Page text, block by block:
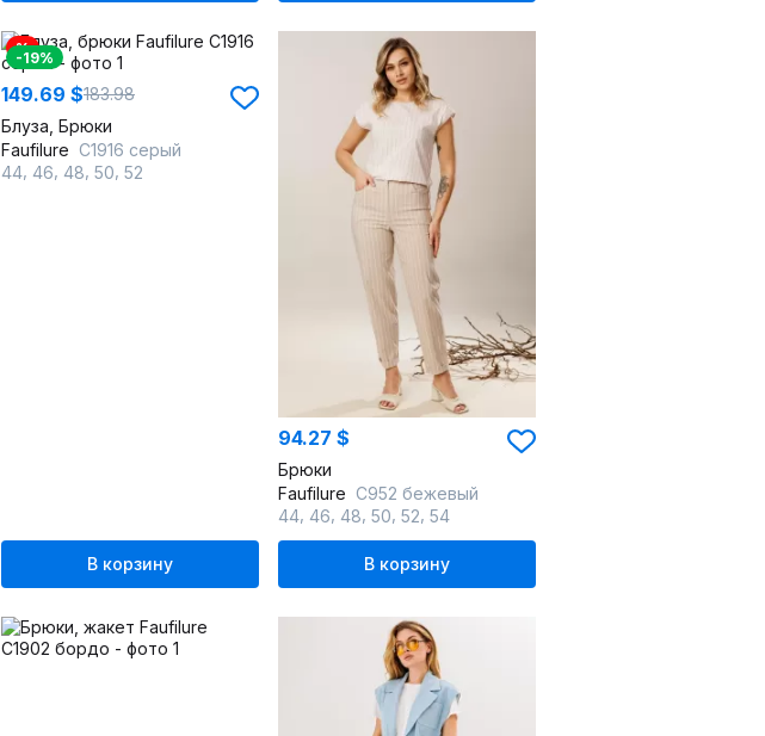
%
-19%
149.69 $183.98
Блуза, Брюки
Faufilure C1916 серый
44 46 48 50 52
В корзину
94.27 $
Брюки
Faufilure C952 бежевый
44 46 48 50 52 54
В корзину